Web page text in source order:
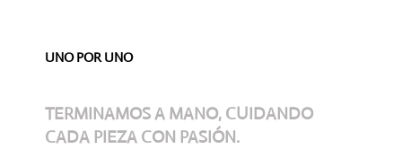
UNO POR UNO
TERMINAMOS A MANO, CUIDANDO
CADA PIEZA CON PASIÓN.